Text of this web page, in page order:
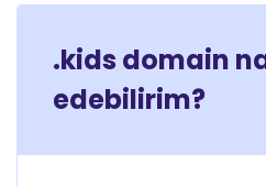
.kids domain
edebilirim?